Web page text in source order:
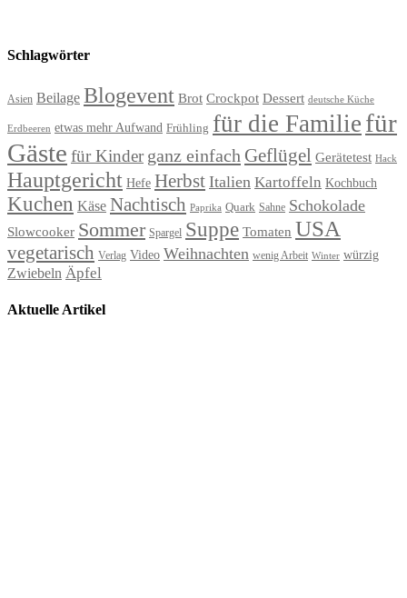
Schlagwörter
Asien Beilage Blogevent Brot Crockpot Dessert deutsche Küche
Erdbeeren etwas mehr Aufwand Frühling für die Familie für
Gäste für Kinder ganz einfach Geflügel Gerätetest Hack
Hauptgericht Hefe Herbst Italien Kartoffeln Kochbuch
Kuchen Käse Nachtisch Paprika Quark Sahne Schokolade
Slowcooker Sommer Spargel Suppe Tomaten USA
vegetarisch Verlag Video Weihnachten wenig Arbeit Winter würzig
Zwiebeln Äpfel
Aktuelle Artikel